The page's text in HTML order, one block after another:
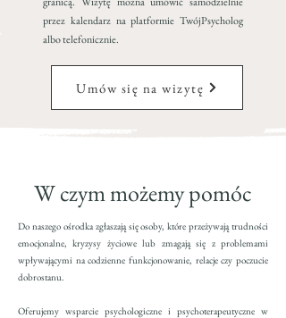
przez kalendarz na platformie TwójPsycholog
albo telefonicznie.
Umów się na wizytę
W czym możemy pomóc
Do naszego ośrodka zgłaszają się osoby, które przeżywają trudności
emocjonalne, kryzysy życiowe lub zmagają się z problemami
wpływającymi na codzienne funkcjonowanie, relacje czy poczucie
dobrostanu.
Oferujemy wsparcie psychologiczne i psychoterapeutyczne w